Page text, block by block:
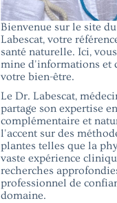
Bienvenue sur le site du
Labescat, votre
santé naturelle. Ici,
mine d'informations et
votre bien-être.
Le Dr. Labescat,
partage son expertise
complémentaire et
l'accent sur des
plantes telles que la
vaste expérience
recherches
professionnel de
domaine.